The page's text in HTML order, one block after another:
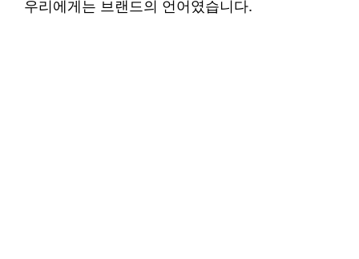
우리에게는 브랜드의 언어였습니다.